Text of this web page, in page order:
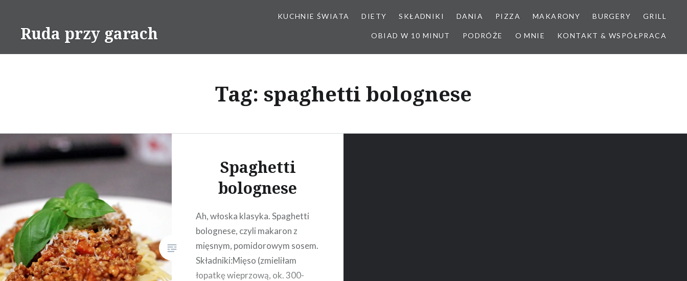
contentRuda przy garach
KUCHNIE ŚWIATA DIETY SKŁADNIKI DANIA PIZZA MAKARONY BURGERY GRILL
OBIAD W 10 MINUT PODRÓŻE O MNIE KONTAKT & WSPÓŁPRACA
Tag: spaghetti bolognese
Spaghetti
bolognese
Ah, włoska klasyka. Spaghetti
bolognese, czyli makaron z
mięsnym, pomidorowym sosem.
Składniki:Mięso (zmieliłam
łopatkę wieprzową, ok. 300-